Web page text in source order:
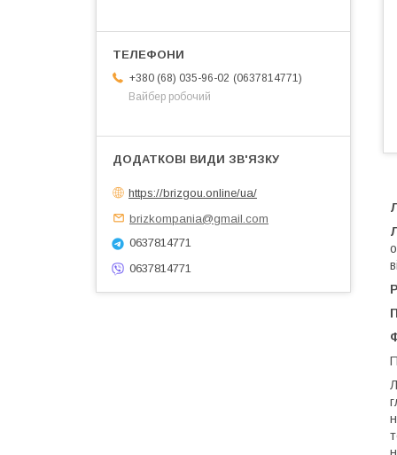
+380 (68) 035-96-02
0637814771
Вайбер робочий
https://brizgou.online/ua/
brizkompania@gmail.com
0637814771
0637814771